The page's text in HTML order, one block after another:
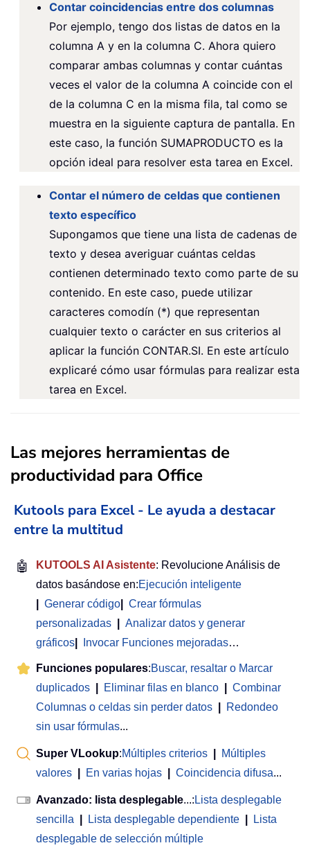
Contar coincidencias entre dos columnas
Por ejemplo, tengo dos listas de datos en la
columna A y en la columna C. Ahora quiero
comparar ambas columnas y contar cuántas
veces el valor de la columna A coincide con el
de la columna C en la misma fila, tal como se
muestra en la siguiente captura de pantalla. En
este caso, la función SUMAPRODUCTO es la
opción ideal para resolver esta tarea en Excel.
Contar el número de celdas que contienen
texto específico
Supongamos que tiene una lista de cadenas de
texto y desea averiguar cuántas celdas
contienen determinado texto como parte de su
contenido. En este caso, puede utilizar
caracteres comodín (*) que representan
cualquier texto o carácter en sus criterios al
aplicar la función CONTAR.SI. En este artículo
explicaré cómo usar fórmulas para realizar esta
tarea en Excel.
Las mejores herramientas de
productividad para Office
Kutools para Excel - Le ayuda a destacar
entre la multitud
🤖 KUTOOLS AI Asistente: Revolucione Análisis de
datos basándose en:Ejecución inteligente
Generar código
Crear fórmulas
personalizadas
Analizar datos y generar
gráficos
Invocar Funciones mejoradas…
Funciones populares:Buscar, resaltar o Marcar
duplicados
Eliminar filas en blanco
Combinar
Columnas o celdas sin perder datos
Redondeo
sin usar fórmulas...
Super VLookup:Múltiples criterios
Múltiples
valores
En varias hojas Coincidencia difusa...
Avanzado: lista desplegable...: Lista desplegable
sencilla
Lista desplegable dependiente
Lista
desplegable de selección múltiple